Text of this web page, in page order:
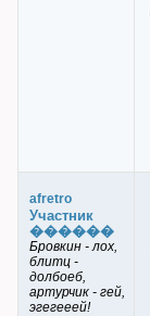
afretro
Участник
������
Бровкин - лох,
блитц -
долбоеб,
артурчик - гей,
эгегееей!